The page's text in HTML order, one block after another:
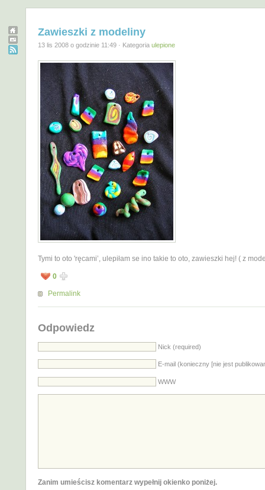
Zawieszki z modeliny
13 lis 2008 o godzinie 11:49 · Kategoria ulepione
Tymi to oto 'ręcami’, ulepiłam se ino takie to oto, zawieszki hej! ( z
0
Permalink
Odpowiedz
Nick (required)
E-mail (konieczny [nie jest
WWW
Zanim umieścisz komentarz wypełnij okienko poniżej.